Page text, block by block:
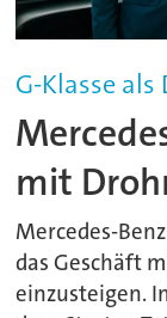
G-Klasse
mit
Mercedes-
das Geschäft
einzusteigen.